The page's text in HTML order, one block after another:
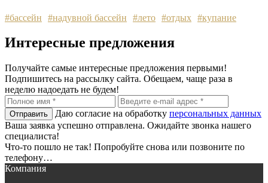
#бассейн #надувной бассейн #лето #отдых #купание
Интересные предложения
Получайте самые интересные предложения первыми!
Подпишитесь на рассылку сайта. Обещаем, чаще раза в
неделю надоедать не будем!
Даю согласие на обработку персональных данных
Ваша заявка успешно отправлена. Ожидайте звонка нашего
специалиста!
Что-то пошло не так! Попробуйте снова или позвоните по
телефону…
Компания